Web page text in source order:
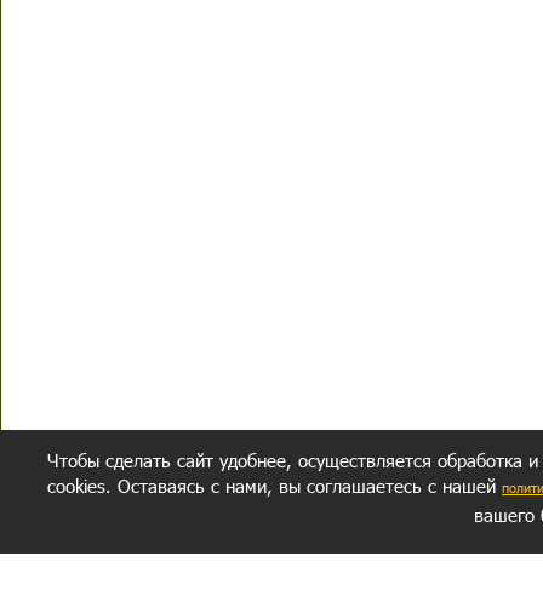
Чтобы сделать сайт удобнее, осуществляется обработка
cookies. Оставаясь с нами, вы соглашаетесь с нашей
вашего